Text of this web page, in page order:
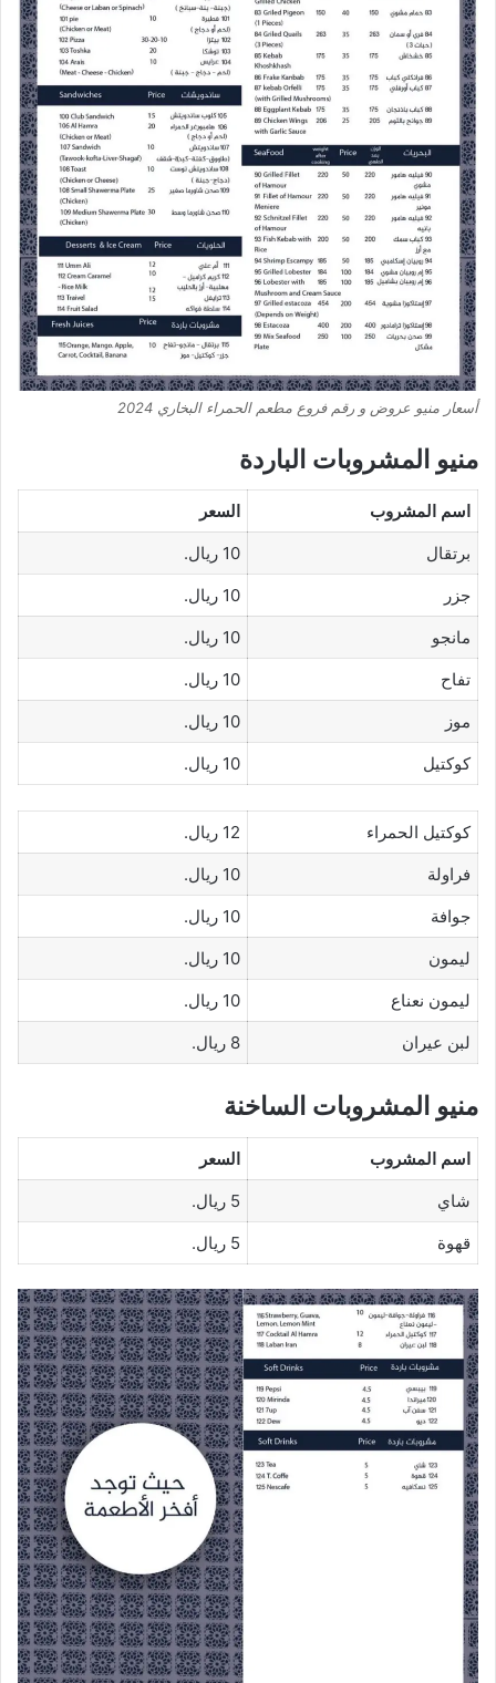
أسعار منيو عروض و رقم فروع مطعم الحمراء البخاري 2024
منيو المشروبات الباردة
اسم المشروب
السعر
برتقال
10 ريال.
جزر
10 ريال.
مانجو
10 ريال.
تفاح
10 ريال.
موز
10 ريال.
كوكتيل
10 ريال.
كوكتيل الحمراء
12 ريال.
فراولة
10 ريال.
جوافة
10 ريال.
ليمون
10 ريال.
ليمون نعناع
10 ريال.
لبن عيران
8 ريال.
منيو المشروبات الساخنة
اسم المشروب
السعر
شاي
5 ريال.
قهوة
5 ريال.